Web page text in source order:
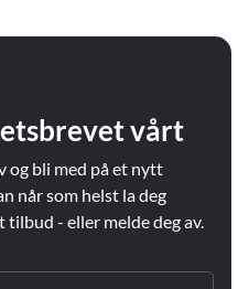
vårt
og bli med på et nytt
når som helst la deg
- eller melde deg av.